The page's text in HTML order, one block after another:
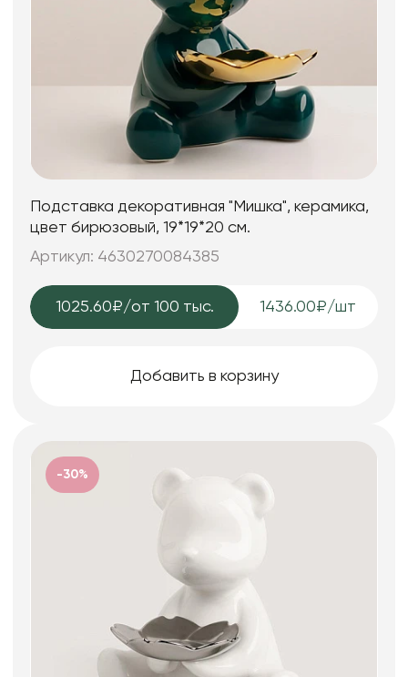
Подставка декоративная "Мишка", керамика,
цвет бирюзовый, 19*19*20 см.
Артикул: 4630270084385
1025.60₽/от 100 тыс. 1436.00₽/шт
Добавить в корзину
-30%